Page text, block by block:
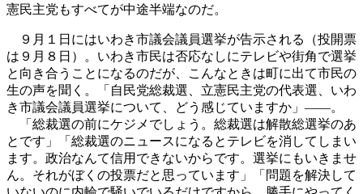
憲民主党もすべてが中途半端なのだ。
９月１日にはいわき市議会議員選挙が告示される（投開票
は９月８日）。いわき市民は否応なしにテレビや街角で選挙
と向き合うことになるのだが、こんなときは町に出て市民の
生の声を聞く。「自民党総裁選、立憲民主党の代表選、いわ
き市議会議員選挙について、どう感じていますか」――。
「総裁選の前にケジメでしょう。総裁選は解散総選挙のあ
とです」「総裁選のニュースになるとテレビを消してしまい
ます。政治なんて信用できないからです。選挙にもいきませ
ん。それがぼくの投票だと思っています」「問題を解決して